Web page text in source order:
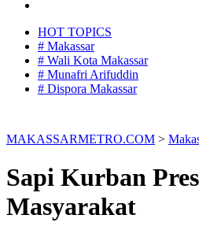
HOT TOPICS
# Makassar
# Wali Kota Makassar
# Munafri Arifuddin
# Dispora Makassar
MAKASSARMETRO.COM >
Sapi Kurban
Masyarakat